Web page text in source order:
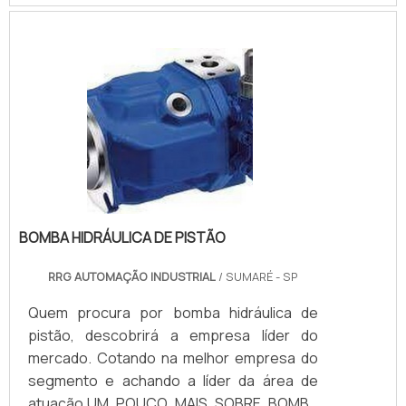
qualidade, que garantem uma entrega de
excelência de ponta a ponta.Aproveite a
visita para acessar o nosso site e saber
mais sobre a empresa, nossos serviços e
produtos. Se preferir, entre em contato
com um dos nossos consultores e solicite
um orçamento!
torque, tensionadores, sistemas de
Engates rápidos para água o material mais
correto certamente é o aço inoxidável, por
sua baixa contaminação com a água, sendo
atóxicoINFORMAÇÕES QUE PRECISAM SER
DESTAC.
BOMBA HIDRÁULICA DE PISTÃO
RRG AUTOMAÇÃO INDUSTRIAL / SUMARÉ - SP
Quem procura por bomba hidráulica de
pistão, descobrirá a empresa líder do
mercado. Cotando na melhor empresa do
segmento e achando a líder da área de